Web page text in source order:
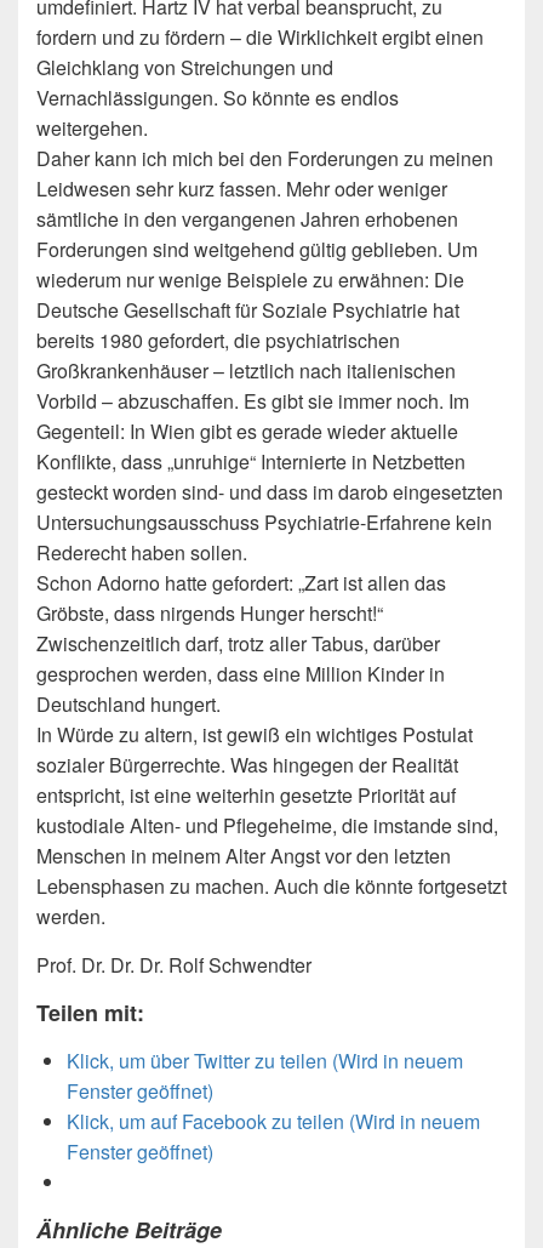
umdefiniert. Hartz IV hat verbal beansprucht, zu
fordern und zu fördern – die Wirklichkeit ergibt einen
Gleichklang von Streichungen und
Vernachlässigungen. So könnte es endlos
weitergehen.
Daher kann ich mich bei den Forderungen zu meinen
Leidwesen sehr kurz fassen. Mehr oder weniger
sämtliche in den vergangenen Jahren erhobenen
Forderungen sind weitgehend gültig geblieben. Um
wiederum nur wenige Beispiele zu erwähnen: Die
Deutsche Gesellschaft für Soziale Psychiatrie hat
bereits 1980 gefordert, die psychiatrischen
Großkrankenhäuser – letztlich nach italienischen
Vorbild – abzuschaffen. Es gibt sie immer noch. Im
Gegenteil: In Wien gibt es gerade wieder aktuelle
Konflikte, dass „unruhige“ Internierte in Netzbetten
gesteckt worden sind- und dass im darob eingesetzten
Untersuchungsausschuss Psychiatrie-Erfahrene kein
Rederecht haben sollen.
Schon Adorno hatte gefordert: „Zart ist allen das
Gröbste, dass nirgends Hunger herscht!“
Zwischenzeitlich darf, trotz aller Tabus, darüber
gesprochen werden, dass eine Million Kinder in
Deutschland hungert.
In Würde zu altern, ist gewiß ein wichtiges Postulat
sozialer Bürgerrechte. Was hingegen der Realität
entspricht, ist eine weiterhin gesetzte Priorität auf
kustodiale Alten- und Pflegeheime, die imstande sind,
Menschen in meinem Alter Angst vor den letzten
Lebensphasen zu machen. Auch die könnte fortgesetzt
werden.
Prof. Dr. Dr. Dr. Rolf Schwendter
Teilen mit:
Klick, um über Twitter zu teilen (Wird in neuem
Fenster geöffnet)
Klick, um auf Facebook zu teilen (Wird in neuem
Fenster geöffnet)
Ähnliche Beiträge